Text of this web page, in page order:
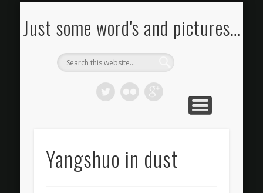
Just some word's and pictures…
Yangshuo in dust